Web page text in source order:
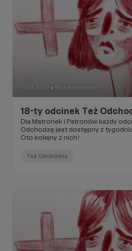
03.01.2022 ● Brak komentarzy
18-ty odcinek Też
Dla Matronek i Patronów każdy
Odchodzę jest dostępny z
Oto kolejny z nich!
Też Odchodzę